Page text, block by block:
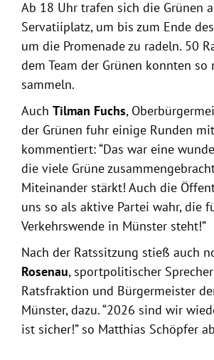
Ab 18 Uhr trafen sich die Grünen
Servatiiplatz, um bis zum Ende
um die Promenade zu radeln. 50
dem Team der Grünen konnten so
sammeln.
Auch Tilman Fuchs,
der Grünen fuhr einige Runden
kommentiert: “Das war eine
die viele Grüne
Miteinander stärkt! Auch die
uns so als aktive Partei wahr, die
Verkehrswende in Münster steht!”
Nach der Ratssitzung stieß auch
Rosenau, sportpolitischer
Ratsfraktion und Bürgermeister
Münster, dazu. “2026 sind wir
ist sicher!” so Matthias Schöpfer